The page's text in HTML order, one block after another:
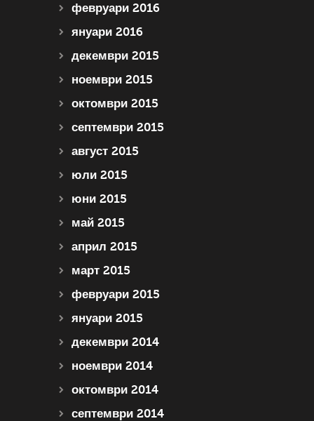
февруари 2016
януари 2016
декември 2015
ноември 2015
октомври 2015
септември 2015
август 2015
юли 2015
юни 2015
май 2015
април 2015
март 2015
февруари 2015
януари 2015
декември 2014
ноември 2014
октомври 2014
септември 2014